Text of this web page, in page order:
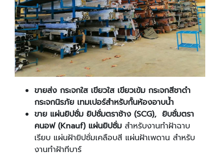
ขายส่ง กระจกใส เขียวใส เขียวเข้ม กระจกสีชาดำ
กระจกนิรภัย เทมเปอร์สำหรับกั้นห้องอาบน้ำ
ขาย แผ่นยิปซั่ม ยิปซั่มตราช้าง (SCG), ยิบซั่มตรา
คนอฟ (Knauf) แผ่นยิปซั่ม สำหรับงานทำฝ้าฉาบ
เรียบ แผ่นฝ้ายิปซั่มเคลือบสี แผ่นฝ้าเพดาน สำหรับ
งานทำฝ้าทีบาร์